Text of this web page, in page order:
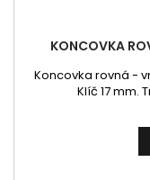
KONCOVKA
Koncovka rovná -
Klíč 17 mm.